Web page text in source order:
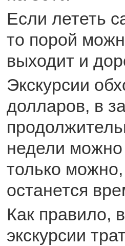
Если лететь
то порой
выходит и
Экскурсии
долларов, в
недели можно
только
останется
Как правило,
экскурсии